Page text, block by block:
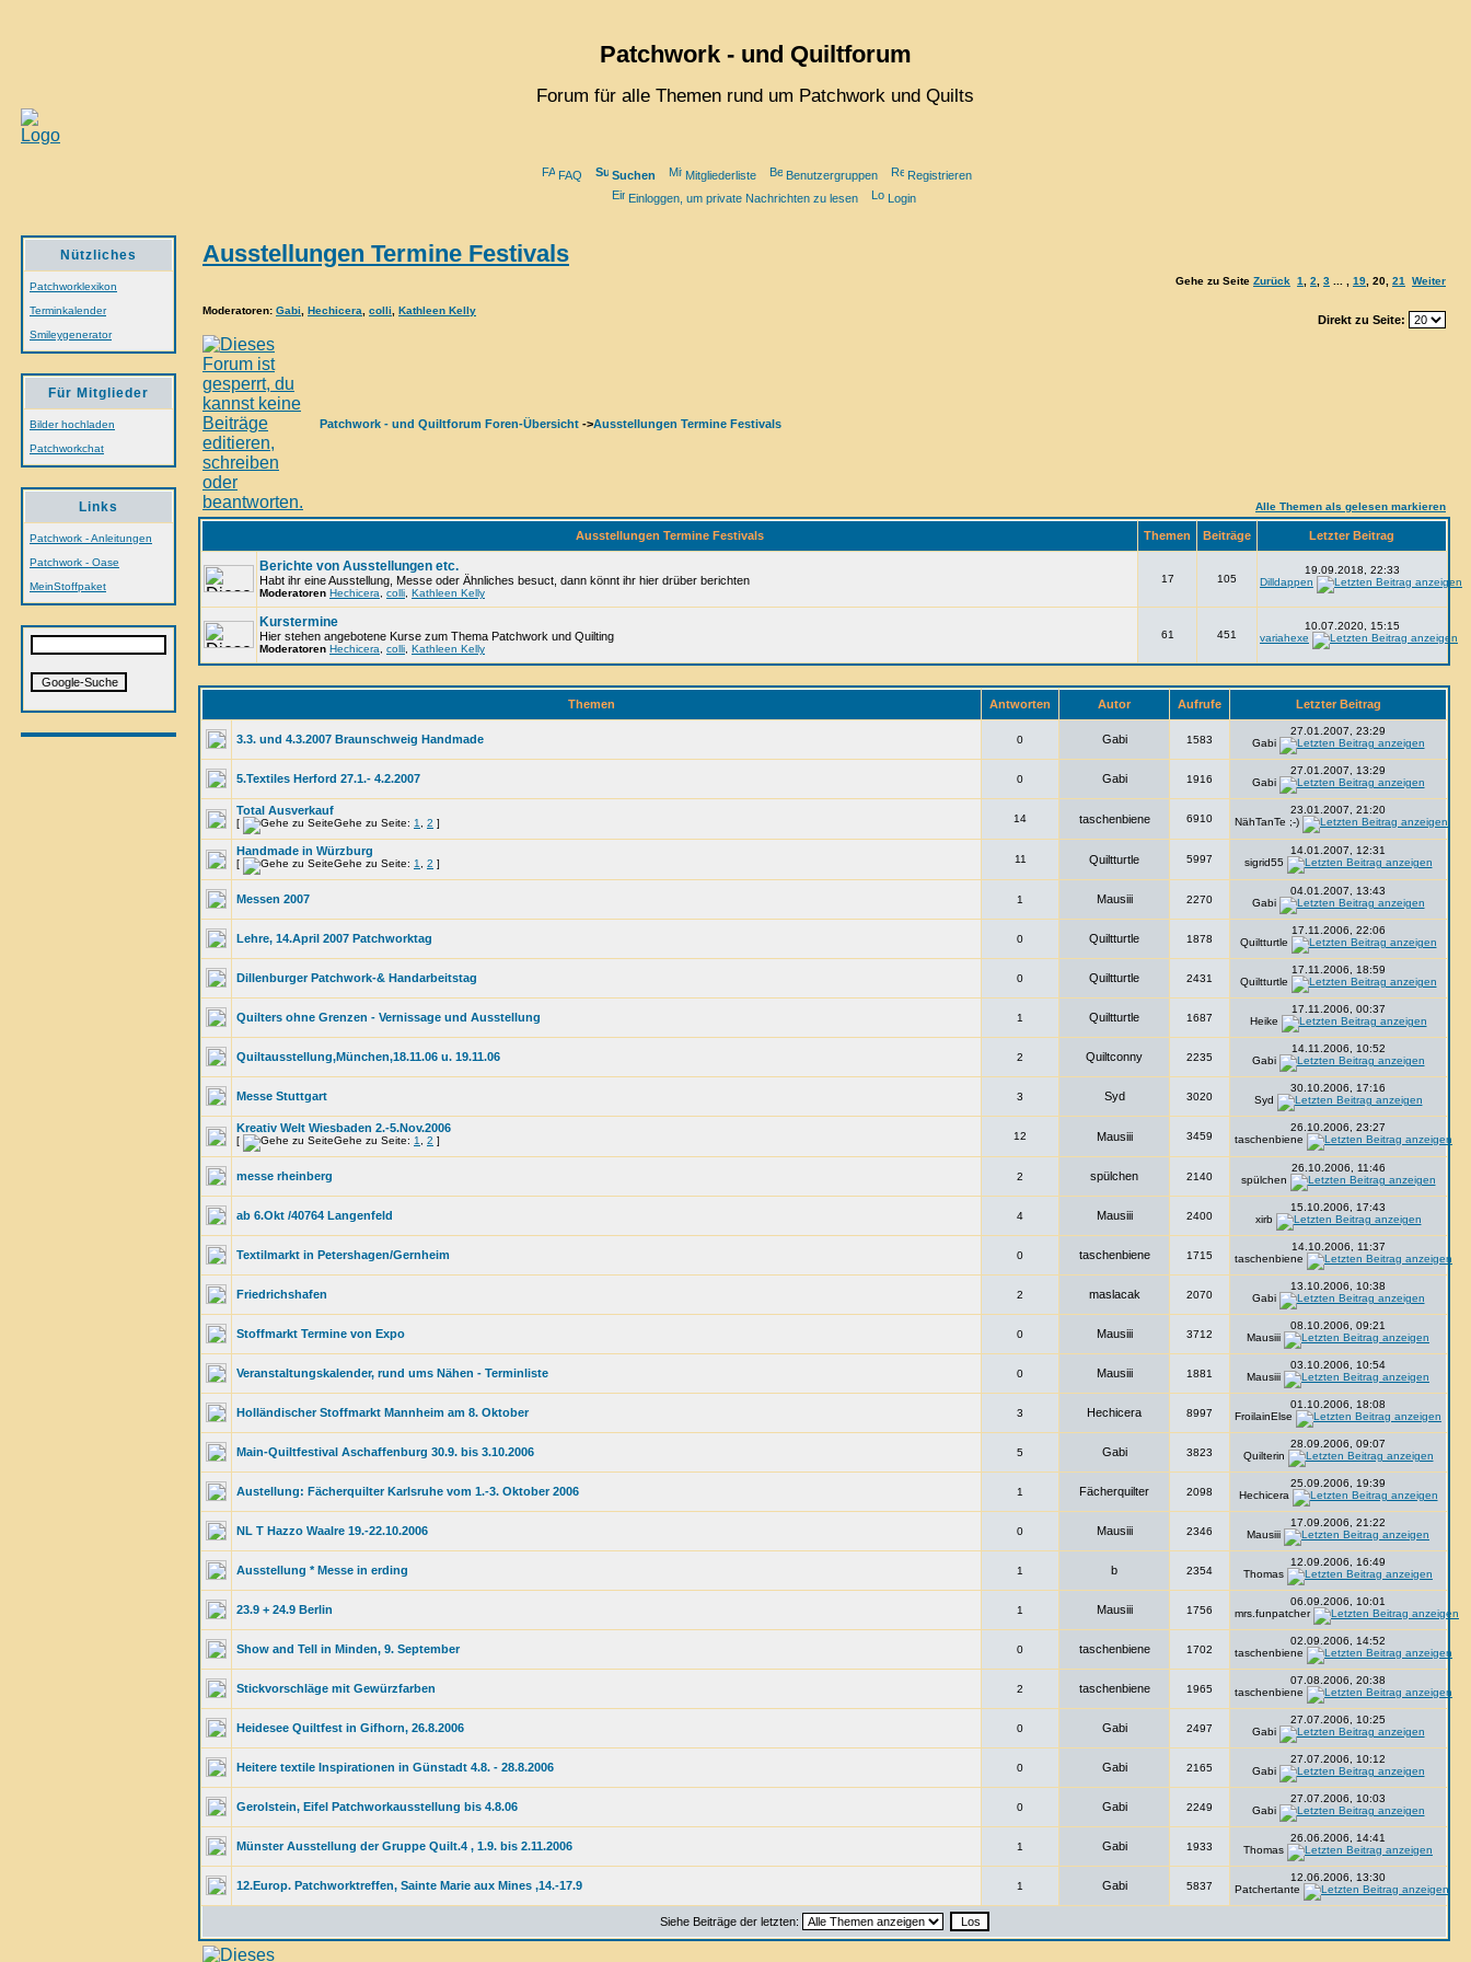
Patchwork - und Quiltforum
Forum für alle Themen rund um Patchwork und Quilts
FAQ Suchen Mitgliederliste Benutzergruppen
Registrieren
Einloggen, um private Nachrichten zu lesen
Login
Nützliches
Patchworklexikon
Terminkalender
Smileygenerator
Für Mitglieder
Bilder hochladen
Patchworkchat
Links
Patchwork - Anleitungen
Patchwork - Oase
MeinStoffpaket
Ausstellungen Termine Festivals
Moderatoren: Gabi Hechicera colli Kathleen Kelly
Gehe zu Seite Zurück 1 2 3 19 20 21 Weiter
Direkt zu Seite:
Patchwork - und Quiltforum Foren-Übersicht ->Ausstellungen Termine Festivals
Alle Themen als gelesen markieren
Ausstellungen Termine Festivals Themen Beiträge Letzter Beitrag
Berichte von Ausstellungen etc.
Habt ihr eine Ausstellung, Messe oder Ähnliches besuct, dann könnt ihr hier drüber berichten
Moderatoren Hechicera colli Kathleen Kelly
17 105
19.09.2018, 22:33
Dilldappen
Kurstermine
Hier stehen angebotene Kurse zum Thema Patchwork und Quilting
Moderatoren Hechicera colli Kathleen Kelly
61 451
10.07.2020, 15:15
variahexe
Themen Antworten Autor Aufrufe Letzter Beitrag
3.3. und 4.3.2007 Braunschweig Handmade 0 Gabi 1583
27.01.2007, 23:29
Gabi
5.Textiles Herford 27.1.- 4.2.2007 0 Gabi 1916
27.01.2007, 13:29
Gabi
Total Ausverkauf
[ Gehe zu Seite: 1 2 ] 14 taschenbiene 6910
23.01.2007, 21:20
NähTanTe ;-)
Handmade in Würzburg
[ Gehe zu Seite: 1 2 ] 11 Quiltturtle 5997
14.01.2007, 12:31
sigrid55
Messen 2007 1 Mausiii 2270
04.01.2007, 13:43
Gabi
Lehre, 14.April 2007 Patchworktag 0 Quiltturtle 1878
17.11.2006, 22:06
Quiltturtle
Dillenburger Patchwork-& Handarbeitstag 0 Quiltturtle 2431
17.11.2006, 18:59
Quiltturtle
Quilters ohne Grenzen - Vernissage und Ausstellung 1 Quiltturtle 1687
17.11.2006, 00:37
Heike
Quiltausstellung,München,18.11.06 u. 19.11.06 2 Quiltconny 2235
14.11.2006, 10:52
Gabi
Messe Stuttgart 3 Syd 3020
30.10.2006, 17:16
Syd
Kreativ Welt Wiesbaden 2.-5.Nov.2006
[ Gehe zu Seite: 1 2 ] 12 Mausiii 3459
26.10.2006, 23:27
taschenbiene
messe rheinberg 2 spülchen 2140
26.10.2006, 11:46
spülchen
ab 6.Okt /40764 Langenfeld 4 Mausiii 2400
15.10.2006, 17:43
xirb
Textilmarkt in Petershagen/Gernheim 0 taschenbiene 1715
14.10.2006, 11:37
taschenbiene
Friedrichshafen 2 maslacak 2070
13.10.2006, 10:38
Gabi
Stoffmarkt Termine von Expo 0 Mausiii 3712
08.10.2006, 09:21
Mausiii
Veranstaltungskalender, rund ums Nähen - Terminliste 0 Mausiii 1881
03.10.2006, 10:54
Mausiii
Holländischer Stoffmarkt Mannheim am 8. Oktober 3 Hechicera 8997
01.10.2006, 18:08
FroilainElse
Main-Quiltfestival Aschaffenburg 30.9. bis 3.10.2006 5 Gabi 3823
28.09.2006, 09:07
Quilterin
Austellung: Fächerquilter Karlsruhe vom 1.-3. Oktober 2006 1 Fächerquilter 2098
25.09.2006, 19:39
Hechicera
NL T Hazzo Waalre 19.-22.10.2006 0 Mausiii 2346
17.09.2006, 21:22
Mausiii
Ausstellung * Messe in erding 1 b 2354
12.09.2006, 16:49
Thomas
23.9 + 24.9 Berlin 1 Mausiii 1756
06.09.2006, 10:01
mrs.funpatcher
Show and Tell in Minden, 9. September 0 taschenbiene 1702
02.09.2006, 14:52
taschenbiene
Stickvorschläge mit Gewürzfarben 2 taschenbiene 1965
07.08.2006, 20:38
taschenbiene
Heidesee Quiltfest in Gifhorn, 26.8.2006 0 Gabi 2497
27.07.2006, 10:25
Gabi
Heitere textile Inspirationen in Günstadt 4.8. - 28.8.2006 0 Gabi 2165
27.07.2006, 10:12
Gabi
Gerolstein, Eifel Patchworkausstellung bis 4.8.06 0 Gabi 2249
27.07.2006, 10:03
Gabi
Münster Ausstellung der Gruppe Quilt.4 , 1.9. bis 2.11.2006 1 Gabi 1933
26.06.2006, 14:41
Thomas
12.Europ. Patchworktreffen, Sainte Marie aux Mines ,14.-17.9 1 Gabi 5837
12.06.2006, 13:30
Patchertante
Siehe Beiträge der letzten: